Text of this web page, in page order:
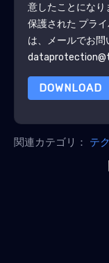
意したことになり
保護された プラ
は、メールでお
DOWNLOAD
関連カテゴリ： テ